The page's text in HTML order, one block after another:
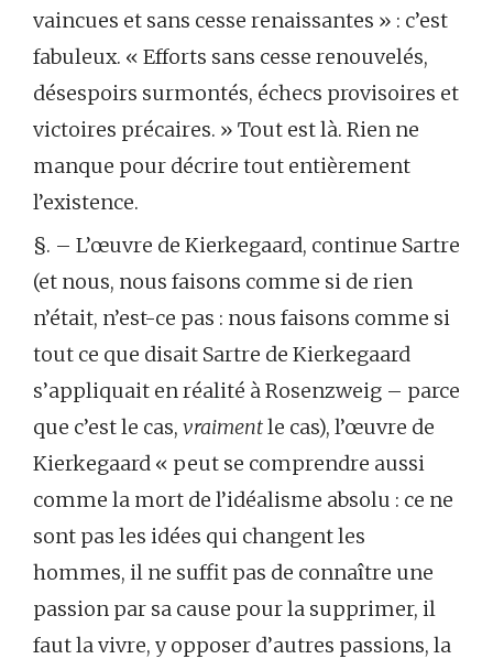
vaincues et sans cesse renaissantes » : c’est
fabuleux. « Efforts sans cesse renouvelés,
désespoirs surmontés, échecs provisoires et
victoires précaires. » Tout est là. Rien ne
manque pour décrire tout entièrement
l’existence.
§. – L’œuvre de Kierkegaard, continue Sartre
(et nous, nous faisons comme si de rien
n’était, n’est-ce pas : nous faisons comme si
tout ce que disait Sartre de Kierkegaard
s’appliquait en réalité à Rosenzweig – parce
que c’est le cas, vraimentle cas), l’œuvre de
Kierkegaard « peut se comprendre aussi
comme la mort de l’idéalisme absolu : ce ne
sont pas les idées qui changent les
hommes, il ne suffit pas de connaître une
passion par sa cause pour la supprimer, il
faut la vivre, y opposer d’autres passions, la